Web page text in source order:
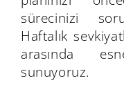
sürecinizi
Haftalık
arasında
sunuyoruz.